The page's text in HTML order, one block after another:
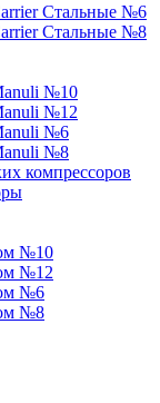
Стальные №6
Стальные №8
№10
№12
№6
№8
компрессоров
№10
№12
№6
№8